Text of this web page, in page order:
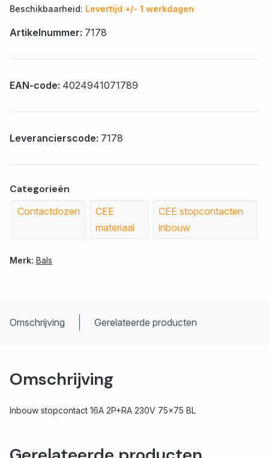
Beschikbaarheid: Levertijd +/- 1 werkdagen
Artikelnummer: 7178
EAN-code: 4024941071789
Leverancierscode: 7178
Categorieën
Contactdozen
CEE
materiaal
CEE stopcontacten
inbouw
Merk: Bals
Omschrijving Gerelateerde producten
Omschrijving
Inbouw stopcontact 16A 2P+RA 230V 75x75 BL